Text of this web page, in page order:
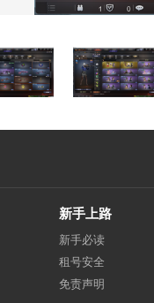
新手上路
新手必读
租号安全
免责声明